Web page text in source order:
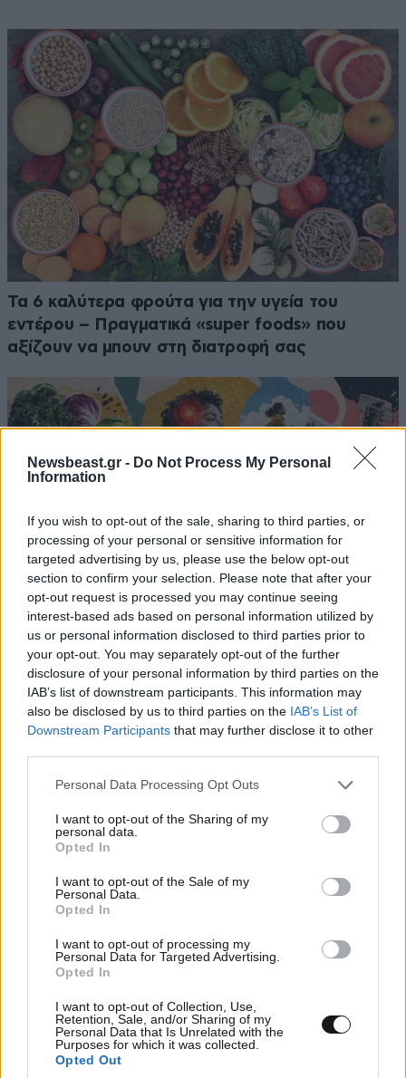
Newsbeast.gr - Do Not Process My Personal
Information
If you wish to opt-out of the sale, sharing to third parties, or
processing of your personal or sensitive information for
targeted advertising by us, please use the below opt-out
section to confirm your selection. Please note that after your
opt-out request is processed you may continue seeing
interest-based ads based on personal information utilized by
us or personal information disclosed to third parties prior to
your opt-out. You may separately opt-out of the further
disclosure of your personal information by third parties on the
IAB’s list of downstream participants. This information may
also be disclosed by us to third parties on the IAB’s List of
Downstream Participants that may further disclose it to other
Please note that this website/app uses one or more Google
not limited to your visit or usage behaviour. You may click to
grant or deny consent to Google and its third-party tags to
use your data for below specified purposes in below Google
consent section.
Personal Data Processing Opt Outs
I want to opt-out of the Sharing of my
personal data.
Opted In
I want to opt-out of the Sale of my
Personal Data.
Opted In
I want to opt-out of processing my
Personal Data for Targeted Advertising.
Opted In
I want to opt-out of Collection, Use,
Retention, Sale, and/or Sharing of my
Personal Data that Is Unrelated with the
Purposes for which it was collected.
Opted Out
Τα 6 καλύτερα φρούτα για την υγεία του
εντέρου – Πραγματικά «super foods» που
αξίζουν να μπουν στη διατροφή σας
3 αλήθειες και 1 ψέμα για τη χρόνια φλεγμονή –
Όσα πρέπει να γνωρίζετε για τις viral
«αντιφλεγμονώδεις» τάσεις
Δεν τρώτε λιπαρά ψάρια; 5 φυτικές τροφές
πλούσιες σε ωμέγα-3 για την προστασία της
καρδιάς